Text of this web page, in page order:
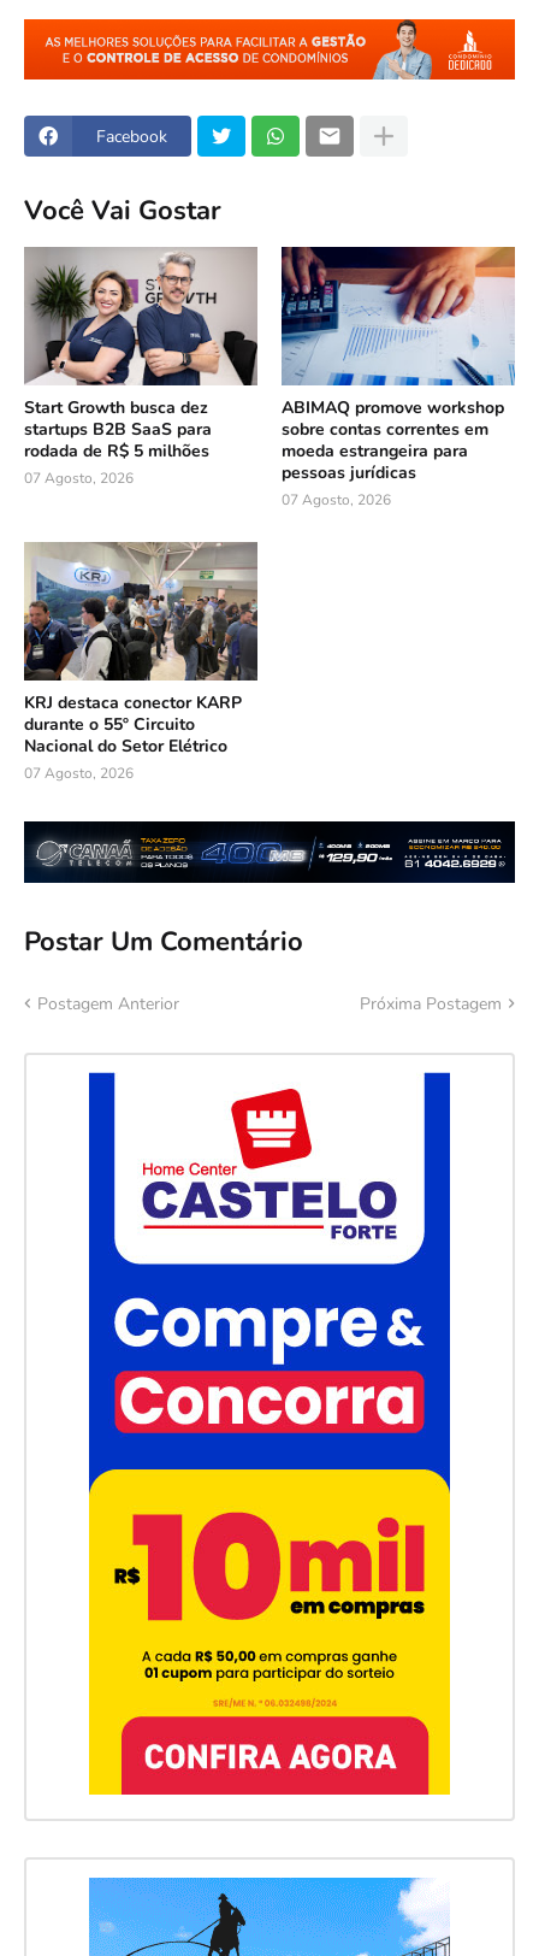
Facebook
Você Vai Gostar
Start Growth busca dez
startups B2B SaaS para
rodada de R$ 5 milhões
07 Agosto, 2026
ABIMAQ promove workshop
sobre contas correntes em
moeda estrangeira para
pessoas jurídicas
07 Agosto, 2026
KRJ destaca conector KARP
durante o 55º Circuito
Nacional do Setor Elétrico
07 Agosto, 2026
Postar Um Comentário
Postagem Anterior Próxima Postagem